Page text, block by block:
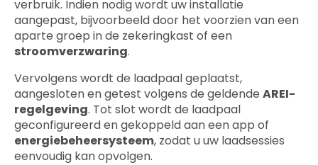
verbruik. Indien nodig wordt uw installatie
aangepast, bijvoorbeeld door het voorzien van een
aparte groep in de zekeringkast of een
stroomverzwaring.
Vervolgens wordt de laadpaal geplaatst,
aangesloten en getest volgens de geldende AREI-
regelgeving. Tot slot wordt de laadpaal
geconfigureerd en gekoppeld aan een app of
energiebeheersysteem, zodat u uw laadsessies
eenvoudig kan opvolgen.